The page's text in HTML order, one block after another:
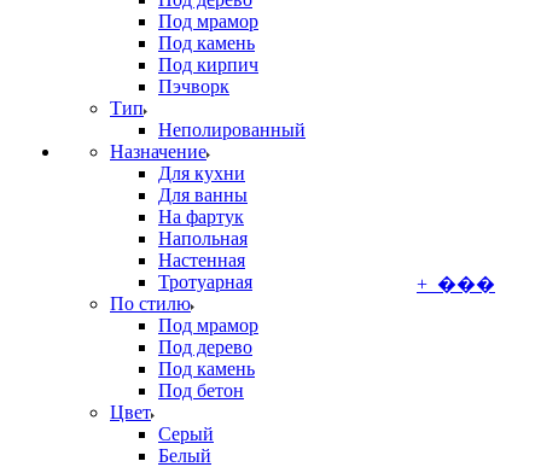
Под мрамор
Под камень
Под кирпич
Пэчворк
Тип
Неполированный
Назначение
Для кухни
Для ванны
На фартук
Напольная
Настенная
Тротуарная
По стилю
Под мрамор
Под дерево
Под камень
Под бетон
Цвет
Серый
Белый
+ ���